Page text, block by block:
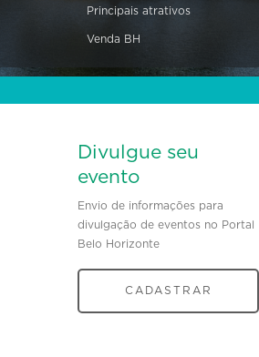
Principais atrativos
Venda BH
Divulgue seu
evento
Envio de informações para
divulgação de eventos no Portal
Belo Horizonte
CADASTRAR